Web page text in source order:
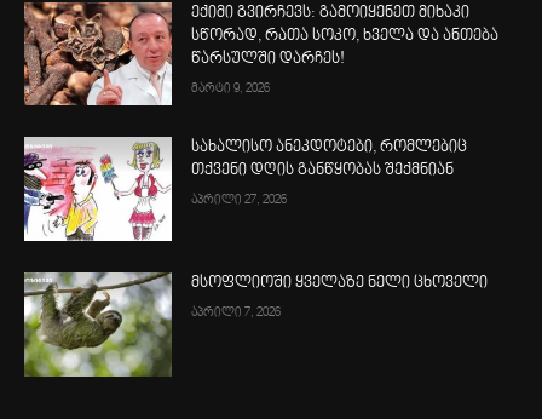
ექიმი გვირჩევს: გამოიყენეთ მიხაკი
სწორად, რათა სოკო, ხველა და ანთება
წარსულში დარჩეს!
მარტი 9, 2026
სახალისო ანეკდოტები, რომლებიც
თქვენი დღის განწყობას შექმნიან
აპრილი 27, 2026
მსოფლიოში ყველაზე ნელი ცხოველი
აპრილი 7, 2026